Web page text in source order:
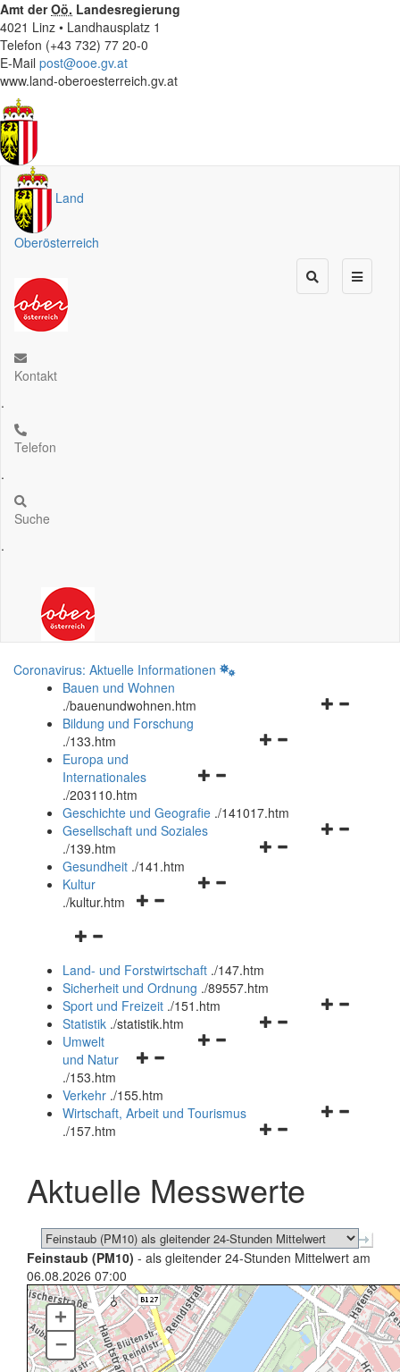
Amt derOö. Landesregierung
4021 Linz • Landhausplatz 1
Telefon (+43 732) 77 20-0
E-Mail post@ooe.gv.at
www.land-oberoesterreich.gv.at
Land
Oberösterreich
Kontakt
.
Telefon
.
Suche
.
Coronavirus: Aktuelle Informationen
Bauen und Wohnen
./bauenundwohnen.htm
Navigationsmenü
Bildung und Forschung
./133.htm
Navigationsmenü
und
schließen
Europa und
Internationales
./203110.htm
Geschichte und Geografie ./141017.htm
Navigationsmenü
Gesellschaft und Soziales
./139.htm
Navigationsmenü
Gesundheit ./141.htm
Navigationsmenü
Kultur
./kultur.htm
Navigationsmenü
und
schließen
Land- und Forstwirtschaft ./147.htm
Sicherheit und Ordnung ./89557.htm
Navigationsmenü
Sport und Freizeit ./151.htm
Navigationsmenü
Statistik ./statistik.htm
Navigationsmenü
und
schließen
Umwelt
und Natur
./153.htm
Verkehr ./155.htm
Navigationsmenü
schließen
Wirtschaft, Arbeit und Tourismus
./157.htm
Aktuelle Messwerte
Feinstaub (PM10) - als gleitender 24-Stunden Mittelwert am
06.08.2026 07:00
+
–